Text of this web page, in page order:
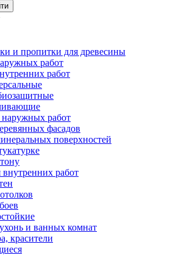
и пропитки для древесины
работ
работ
наружных работ
фасадов
поверхностей
работ
и ванных комнат
красители